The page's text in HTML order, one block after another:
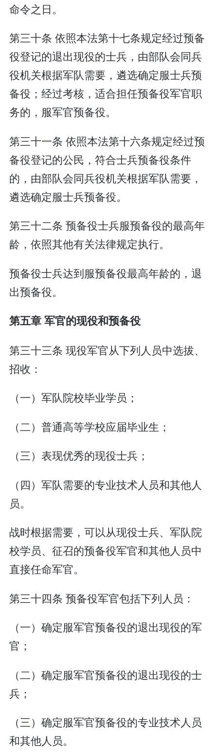
命令之日。
第三十条 依照本法第十七条规定经过预备
役登记的退出现役的士兵，由部队会同兵
役机关根据军队需要，遴选确定服士兵预
备役；经过考核，适合担任预备役军官职
务的，服军官预备役。
第三十一条 依照本法第十六条规定经过预
备役登记的公民，符合士兵预备役条件
的，由部队会同兵役机关根据军队需要，
遴选确定服士兵预备役。
第三十二条 预备役士兵服预备役的最高年
龄，依照其他有关法律规定执行。
预备役士兵达到服预备役最高年龄的，退
出预备役。
第五章 军官的现役和预备役
第三十三条 现役军官从下列人员中选拔、
招收：
（一）军队院校毕业学员；
（二）普通高等学校应届毕业生；
（三）表现优秀的现役士兵；
（四）军队需要的专业技术人员和其他人
员。
战时根据需要，可以从现役士兵、军队院
校学员、征召的预备役军官和其他人员中
直接任命军官。
第三十四条 预备役军官包括下列人员：
（一）确定服军官预备役的退出现役的军
官；
（二）确定服军官预备役的退出现役的士
兵；
（三）确定服军官预备役的专业技术人员
和其他人员。